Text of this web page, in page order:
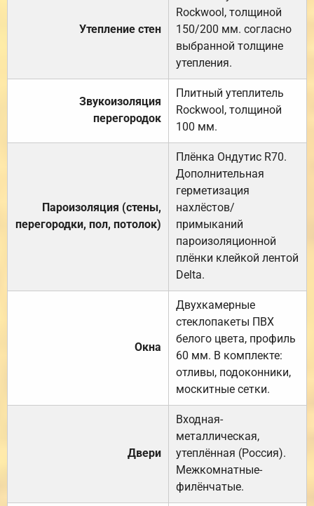
Утепление стен
Rockwool, толщиной
150/200 мм. согласно
выбранной толщине
утепления.
Звукоизоляция
перегородок
Плитный утеплитель
Rockwool, толщиной
100 мм.
Пароизоляция (стены,
перегородки, пол, потолок)
Плёнка Ондутис R70.
Дополнительная
герметизация
нахлёстов/
примыканий
пароизоляционной
плёнки клейкой лентой
Delta.
Окна
Двухкамерные
стеклопакеты ПВХ
белого цвета, профиль
60 мм. В комплекте:
отливы, подоконники,
москитные сетки.
Двери
Входная-
металлическая,
утеплённая (Россия).
Межкомнатные-
филёнчатые.